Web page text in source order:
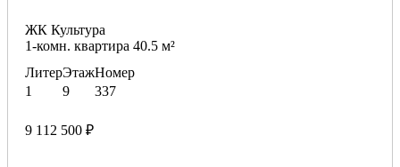
ЖК Культура
1-комн. квартира 40.5 м²
Литер
1
Этаж
9
Номер
337
9 112 500 ₽